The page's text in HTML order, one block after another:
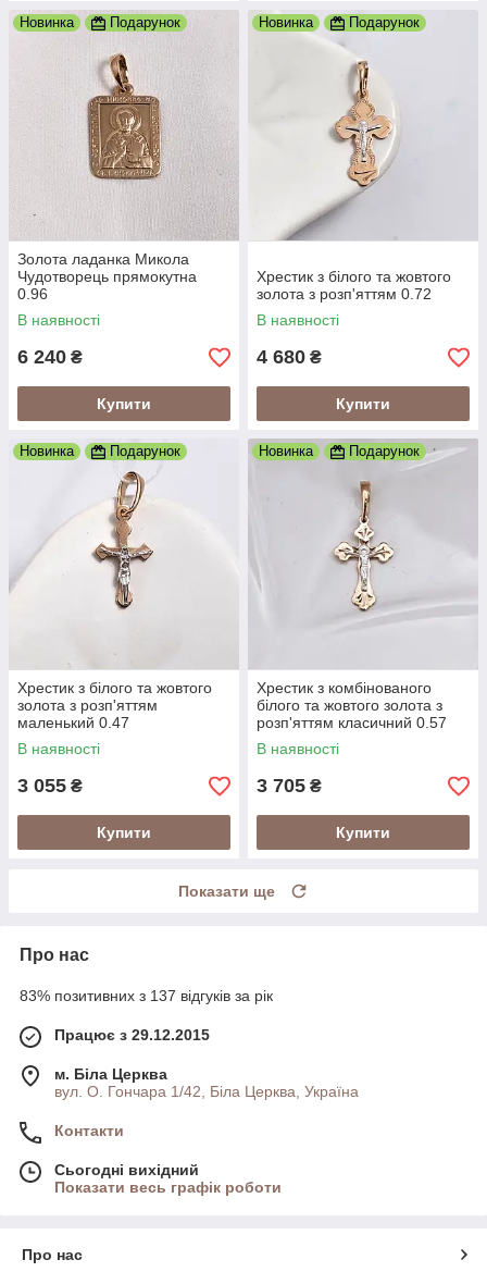
Новинка Подарунок
Золота ладанка Микола
Чудотворець прямокутна
0.96
В наявності
6 240 ₴
Купити
Новинка Подарунок
Хрестик з білого та жовтого
золота з розп'яттям 0.72
В наявності
4 680 ₴
Купити
Новинка Подарунок
Хрестик з білого та жовтого
золота з розп'яттям
маленький 0.47
В наявності
3 055 ₴
Купити
Новинка Подарунок
Хрестик з комбінованого
білого та жовтого золота з
розп'яттям класичний 0.57
В наявності
3 705 ₴
Купити
Показати ще
Про нас
83% позитивних з 137 відгуків за рік
Працює з 29.12.2015
м. Біла Церква
вул. О. Гончара 1/42, Біла Церква, Україна
Контакти
Сьогодні вихідний
Показати весь графік роботи
Про нас